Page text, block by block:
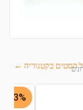
האחרוניםהסטים בקטגוריה ←
43% -